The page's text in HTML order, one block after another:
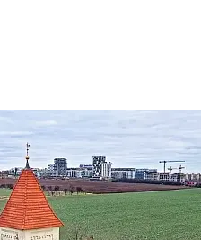
03. 08. 2026
výstavba v jihozápadním